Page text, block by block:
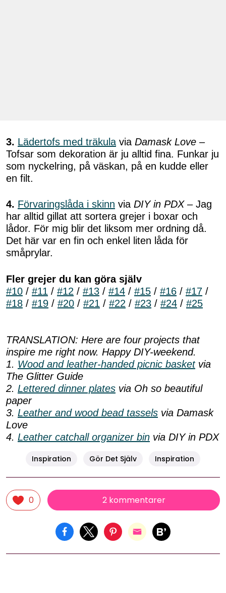
3. Lädertofs med träkula via Damask Love –
Tofsar som dekoration är ju alltid fina. Funkar ju
som nyckelring, på väskan, på en kudde eller
en filt.
4. Förvaringslåda i skinn via DIY in PDX –Jag
har alltid gillat att sortera grejer i boxar och
lådor. För mig blir det liksom mer ordning då.
Det här var en fin och enkel liten låda för
småprylar.
Fler grejer du kan göra själv
#10 / #11 / #12 / #13 / #14 / #15 / #16 / #17 /
#18 / #19 / #20 / #21 / #22 / #23 / #24 / #25
TRANSLATION: Here are four projects that
inspire me right now. Happy DIY-weekend.
1. Wood and leather-handed picnic basketvia
The Glitter Guide
2. Lettered dinner plates via Oh so beautiful
paper
3. Leather and wood bead tassels via Damask
Love
4. Leather catchall organizer bin via DIY in PDX
Inspiration Gör Det Själv Inspiration
0 2 kommentarer